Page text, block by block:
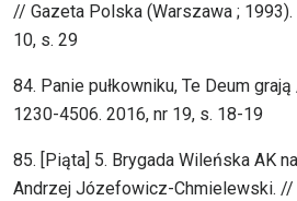
// Gazeta Polska (Warszawa ;
10, s. 29
84. Panie pułkowniku, Te Deum
1230-4506. 2016, nr 19, s. 18-19
85. [Piąta] 5. Brygada Wileńska AK
Andrzej Józefowicz-Chmielewski.